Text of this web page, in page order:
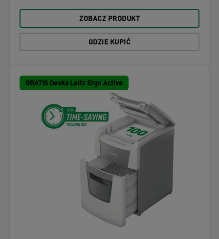
ZOBACZ PRODUKT
GDZIE KUPIĆ
GRATIS Deska Leitz Ergo Active